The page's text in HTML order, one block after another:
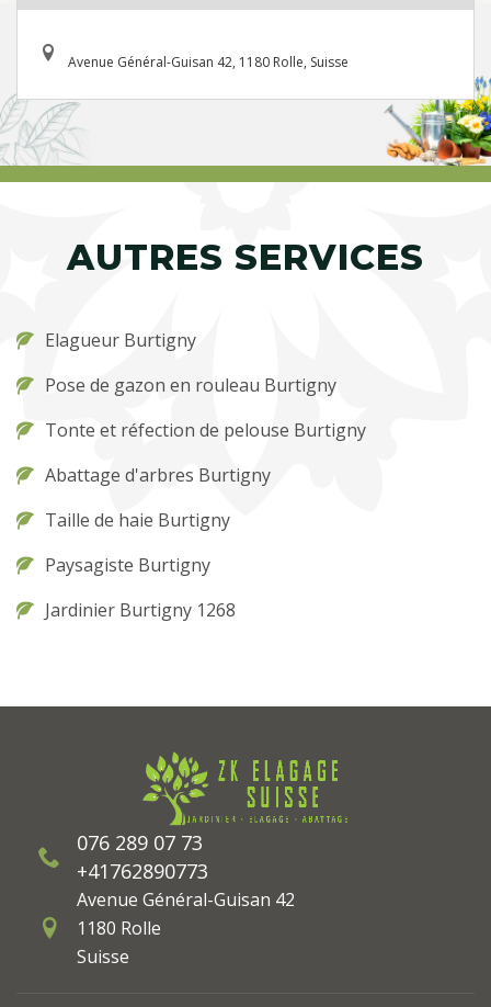
Avenue Général-Guisan 42, 1180 Rolle, Suisse
AUTRES SERVICES
Elagueur Burtigny
Pose de gazon en rouleau Burtigny
Tonte et réfection de pelouse Burtigny
Abattage d'arbres Burtigny
Taille de haie Burtigny
Paysagiste Burtigny
Jardinier Burtigny 1268
076 289 07 73
+41762890773
Avenue Général-Guisan 42
1180 Rolle
Suisse